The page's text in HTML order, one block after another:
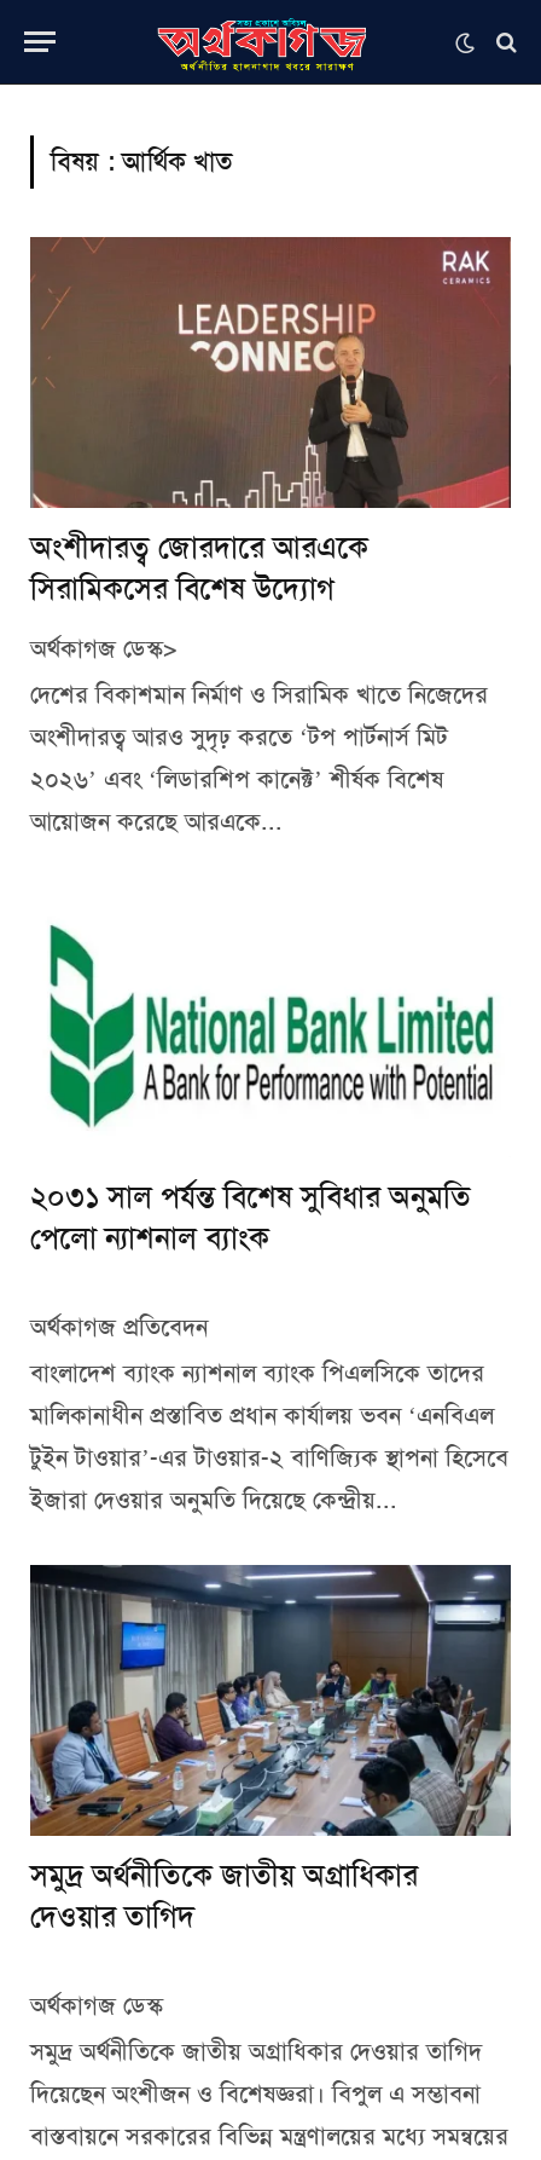
বিষয় :আর্থিক খাত
অংশীদারত্ব জোরদারে আরএকে
সিরামিকসের বিশেষ উদ্যোগ
অর্থকাগজ ডেস্ক>
দেশের বিকাশমান নির্মাণ ও সিরামিক খাতে নিজেদের
অংশীদারত্ব আরও সুদৃঢ় করতে ‘টপ পার্টনার্স মিট
২০২৬’ এবং ‘লিডারশিপ কানেক্ট’ শীর্ষক বিশেষ
আয়োজন করেছে আরএকে...
২০৩১ সাল পর্যন্ত বিশেষ সুবিধার অনুমতি
পেলো ন্যাশনাল ব্যাংক
অর্থকাগজ প্রতিবেদন
বাংলাদেশ ব্যাংক ন্যাশনাল ব্যাংক পিএলসিকে তাদের
মালিকানাধীন প্রস্তাবিত প্রধান কার্যালয় ভবন ‘এনবিএল
টুইন টাওয়ার’-এর টাওয়ার-২ বাণিজ্যিক স্থাপনা হিসেবে
ইজারা দেওয়ার অনুমতি দিয়েছে কেন্দ্রীয়...
সমুদ্র অর্থনীতিকে জাতীয় অগ্রাধিকার
দেওয়ার তাগিদ
অর্থকাগজ ডেস্ক
সমুদ্র অর্থনীতিকে জাতীয় অগ্রাধিকার দেওয়ার তাগিদ
দিয়েছেন অংশীজন ও বিশেষজ্ঞরা। বিপুল এ সম্ভাবনা
বাস্তবায়নে সরকারের বিভিন্ন মন্ত্রণালয়ের মধ্যে সমন্বয়ের